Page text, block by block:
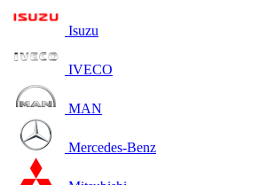
Isuzu
IVECO
MAN
Mercedes-Benz